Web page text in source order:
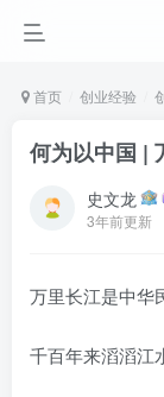
首页 创业经验
何为以中国 |
史文龙
3年前更新
万里长江是中华
千百年来滔滔江